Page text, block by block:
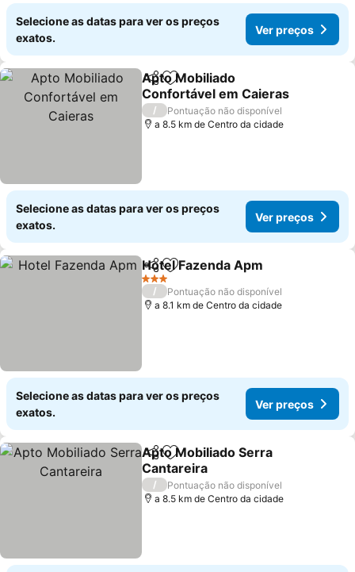
Selecione as datas para ver os preços
exatos.
Ver preços
PartilharAdicionar aos favoritos
Apto Mobiliado
Confortável em Caieras
/
Pontuação não disponível
a 8.5 km de Centro da cidade
Selecione as datas para ver os preços
exatos.
Ver preços
PartilharAdicionar aos favoritos
Hotel Fazenda Apm
3 Estrelas
/
Pontuação não disponível
a 8.1 km de Centro da cidade
Selecione as datas para ver os preços
exatos.
Ver preços
PartilharAdicionar aos favoritos
Apto Mobiliado Serra
Cantareira
/
Pontuação não disponível
a 8.5 km de Centro da cidade